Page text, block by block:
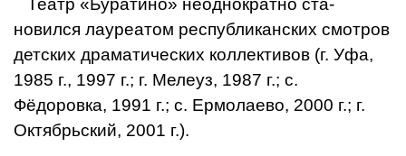
Театр «Буратино» неоднократно ста­
новился лауреатом республиканских смотров
детских драматических коллек­тивов (г. Уфа,
1985 г., 1997 г.; г. Мелеуз, 1987 г.; с.
Фёдоровка, 1991 г.; с. Ермолае­во, 2000 г.; г.
Октябрьский, 2001 г.).